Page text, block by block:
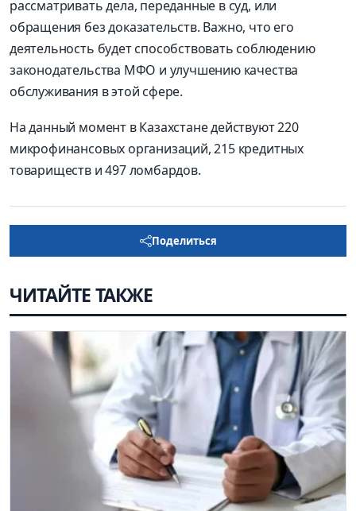
рассматривать дела, переданные в суд, или
обращения без доказательств. Важно, что его
деятельность будет способствовать соблюдению
законодательства МФО и улучшению качества
обслуживания в этой сфере.
На данный момент в Казахстане действуют 220
микрофинансовых организаций, 215 кредитных
товариществ и 497 ломбардов.
Поделиться
ЧИТАЙТЕ ТАКЖЕ